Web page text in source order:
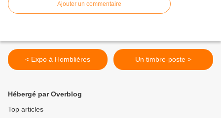
Ajouter un commentaire
< Expo à Homblières Un timbre-poste >
Hébergé par Overblog
Top articles